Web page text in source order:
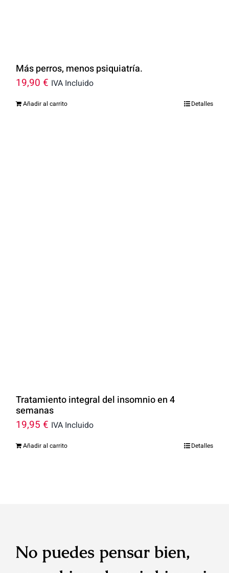
Más perros, menos psiquiatría.
19,90 € IVA Incluido
Añadir al carrito Detalles
Tratamiento integral del insomnio en 4
semanas
19,95 € IVA Incluido
Añadir al carrito Detalles
No puedes pensar bien,